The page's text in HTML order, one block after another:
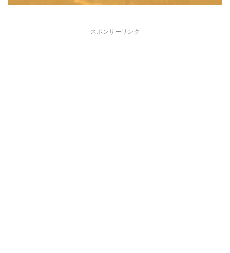
スポンサーリンク